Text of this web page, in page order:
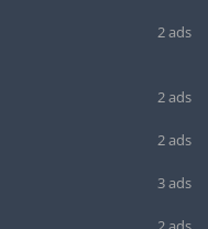
2 ads
2 ads
2 ads
3 ads